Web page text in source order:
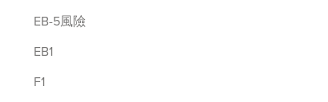
EB-5風險
EB1
F1